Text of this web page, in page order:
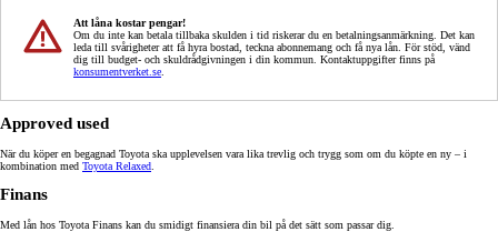
Att låna kostar pengar!
Om du inte kan betala tillbaka skulden i tid riskerar du en betalningsanmärkning. Det kan
leda till svårigheter att få hyra bostad, teckna abonnemang och få nya lån. För stöd, vänd
dig till budget- och skuldrådgivningen i din kommun. Kontaktuppgifter finns på
konsumentverket.se
Approved used
När du köper en begagnad Toyota ska upplevelsen vara lika trevlig och trygg som om du köpte en ny – i
kombination med Toyota Relaxed
Finans
Med lån hos Toyota Finans kan du smidigt finansiera din bil på det sätt som passar dig.